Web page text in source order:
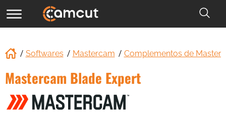
Softwares Mastercam Complementos de
Mastercam Blade Expert